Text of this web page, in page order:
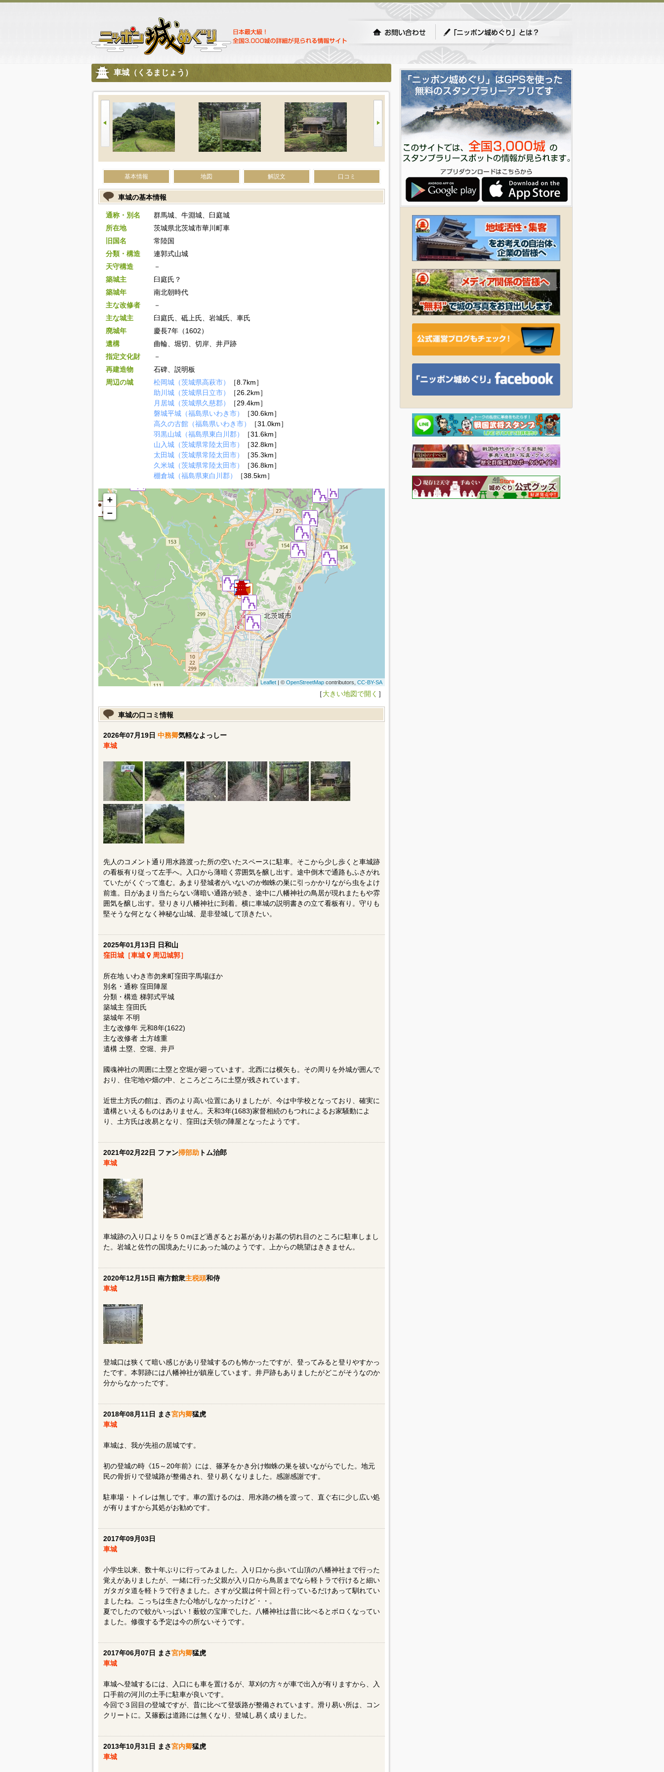
車城（くるまじょう）
基本情報 地図 解説文 口コミ
車城の基本情報
通称・別名
群馬城、牛淵城、臼庭城
所在地
茨城県北茨城市華川町車
旧国名
常陸国
分類・構造
連郭式山城
天守構造
－
築城主
臼庭氏？
築城年
南北朝時代
主な改修者
－
主な城主
臼庭氏、砥上氏、岩城氏、車氏
廃城年
慶長7年（1602）
遺構
曲輪、堀切、切岸、井戸跡
指定文化財
－
再建造物
石碑、説明板
周辺の城
松岡城（茨城県高萩市）
［8.7km］
助川城（茨城県日立市）
［26.2km］
月居城（茨城県久慈郡）
［29.4km］
磐城平城（福島県いわき市）
［30.6km］
高久の古館（福島県いわき市）
［31.0km］
羽黒山城（福島県東白川郡）
［31.6km］
山入城（茨城県常陸太田市）
［32.8km］
太田城（茨城県常陸太田市）
［35.3km］
久米城（茨城県常陸太田市）
［36.8km］
棚倉城（福島県東白川郡）
［38.5km］
+
−
Leaflet| © OpenStreetMapcontributors, CC-BY-SA
［大きい地図で開く ］
車城の口コミ情報
2026年07月19日 中務卿気軽なよっしー
車城
先人のコメント通り用水路渡った所の空いたスペースに駐車。そこから少し歩くと車城跡
の看板有り従って左手へ。入口から薄暗く雰囲気を醸し出す。途中倒木で通路もふさがれ
ていたがくぐって進む。あまり登城者がいないのか蜘蛛の巣に引っかかりながら虫をよけ
前進。日があまり当たらない薄暗い通路が続き、途中に八幡神社の鳥居が現れまたもや雰
囲気を醸し出す。登りきり八幡神社に到着。横に車城の説明書きの立て看板有り。守りも
堅そうな何となく神秘な山城、是非登城して頂きたい。
2025年01月13日 日和山
窪田城［車城
周辺城郭］
所在地 いわき市勿来町窪田字馬場ほか
別名・通称 窪田陣屋
分類・構造 梯郭式平城
築城主 窪田氏
築城年 不明
主な改修年 元和8年(1622)
主な改修者 土方雄重
遺構 土塁、空堀、井戸
國魂神社の周囲に土塁と空堀が廻っています。北西には横矢も。その周りを外城が囲んで
おり、住宅地や畑の中、ところどころに土塁が残されています。
近世土方氏の館は、西のより高い位置にありましたが、今は中学校となっており、確実に
遺構といえるものはありません。天和3年(1683)家督相続のもつれによるお家騒動によ
り、土方氏は改易となり、窪田は天領の陣屋となったようです。
2021年02月22日 ファン掃部助トム治郎
車城
車城跡の入り口よりを５０mほど過ぎるとお墓がありお墓の切れ目のところに駐車しまし
た。岩城と佐竹の国境あたりにあった城のようです。上からの眺望はききません。
2020年12月15日 南方館衆主税頭和侍
車城
登城口は狭くて暗い感じがあり登城するのも怖かったですが、登ってみると登りやすかっ
たです。本郭跡には八幡神社が鎮座しています。井戸跡もありましたがどこがそうなのか
分からなかったです。
2018年08月11日 まさ宮内卿猛虎
車城
車城は、我が先祖の居城です。
初の登城の時《15～20年前》には、篠茅をかき分け蜘蛛の巣を祓いながらでした。地元
民の骨折りで登城路が整備され、登り易くなりました。感謝感謝です。
駐車場・トイレは無しです。車の置けるのは、用水路の橋を渡って、直ぐ右に少し広い処
が有りますから其処がお勧めです。
2017年09月03日
車城
小学生以来、数十年ぶりに行ってみました。入り口から歩いて山頂の八幡神社まで行った
覚えがありましたが、一緒に行った父親が入り口から鳥居までなら軽トラで行けると細い
ガタガタ道を軽トラで行きました。さすが父親は何十回と行っているだけあって馴れてい
ましたね。こっちは生きた心地がしなかったけど・・。
夏でしたので蚊がいっぱい！薮蚊の宝庫でした。八幡神社は昔に比べるとボロくなってい
ました。修復する予定は今の所ないそうです。
2017年06月07日 まさ宮内卿猛虎
車城
車城へ登城するには、入口にも車を置けるが、草刈の方々が車で出入が有りますから、入
口手前の河川の土手に駐車が良いです。
今回で３回目の登城ですが、昔に比べて登坂路が整備されています。滑り易い所は、コン
クリートに。又篠藪は道路には無くなり、登城し易く成りました。
2013年10月31日 まさ宮内卿猛虎
車城